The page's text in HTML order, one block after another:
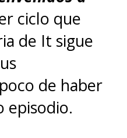
ciclo que
de It sigue
de haber
episodio.